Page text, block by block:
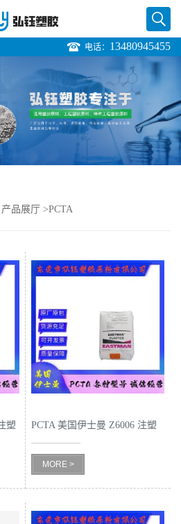
电话： 13480945455
产品展厅 >PCTA
塑
PCTA 美国伊士曼 Z6006 注塑
级 抗冲击 高刚性 耐腐蚀 太空
MORE >